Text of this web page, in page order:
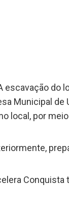
escavação do
Municipal de
local, por
Conquista